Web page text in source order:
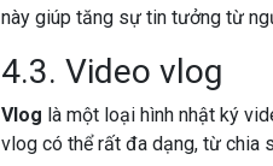
này giúp tăng sự tin tưởng từ
4.3. Video vlog
Vlog là một loại hình nhật ký
vlog có thể rất đa dạng, từ chia